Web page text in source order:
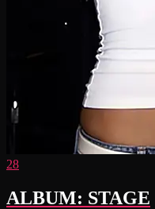
28
ALBUM: STAGE